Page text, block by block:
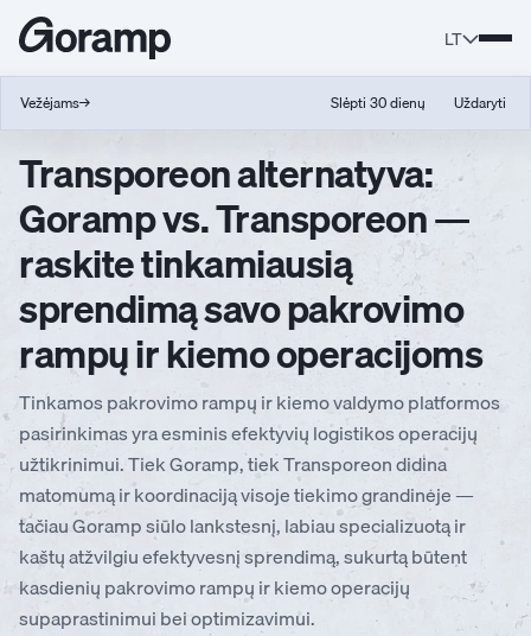
LT
Vežėjams→ Slėpti 30 dienų Uždaryti
Transporeon alternatyva:
Goramp vs. Transporeon —
raskite tinkamiausią
sprendimą savo pakrovimo
rampų ir kiemo operacijoms
Tinkamos pakrovimo rampų ir kiemo valdymo platformos
pasirinkimas yra esminis efektyvių logistikos operacijų
užtikrinimui. Tiek Goramp, tiek Transporeon didina
matomumą ir koordinaciją visoje tiekimo grandinėje —
tačiau Goramp siūlo lankstesnį, labiau specializuotą ir
kaštų atžvilgiu efektyvesnį sprendimą, sukurtą būtent
kasdienių pakrovimo rampų ir kiemo operacijų
supaprastinimui bei optimizavimui.